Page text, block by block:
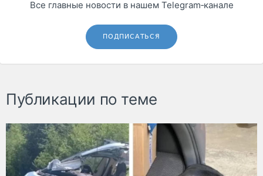
Все главные новости в нашем Telegram‑канале
ПОДПИСАТЬСЯ
Публикации по теме